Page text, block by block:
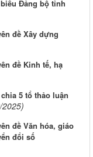
Đảng bộ tỉnh
đề Xây dựng
đề Kinh tế, hạ
5 tổ thảo luận
2025)
đề Văn hóa, giáo
đổi số